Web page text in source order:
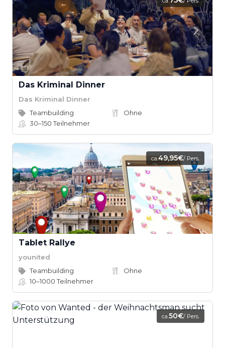
Das Kriminal Dinner
Das Kriminal Dinner
Teambuilding
Ohne
30–150Teilnehmer
ca.49,95€/ Pers.
Tablet Rallye
younited
Teambuilding
Ohne
10–1000Teilnehmer
ca.50€/ Pers.